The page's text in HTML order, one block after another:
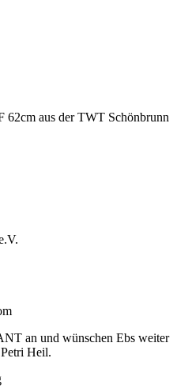
62cm aus der TWT Schönbrunn
an und wünschen Ebs weiter
Heil.